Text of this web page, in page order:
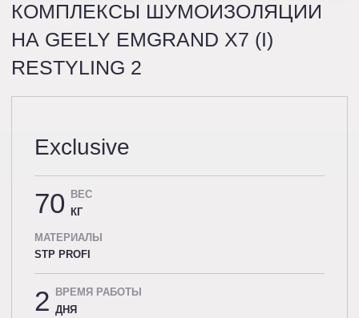
КОМПЛЕКСЫ ШУМОИЗОЛЯЦИИ
НА GEELY EMGRAND X7 (I)
RESTYLING 2
Exclusive
70
ВЕС
КГ
МАТЕРИАЛЫ
STP PROFI
2
ВРЕМЯ РАБОТЫ
ДНЯ